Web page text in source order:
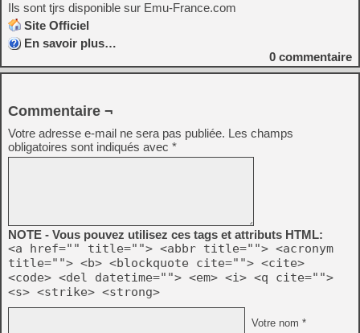
Ils sont tjrs disponible sur Emu-France.com
Site Officiel
En savoir plus…
0 commentaire
Commentaire ¬
Votre adresse e-mail ne sera pas publiée. Les champs
obligatoires sont indiqués avec *
NOTE - Vous pouvez utilisez ces tags et attributs HTML:
<a href="" title=""> <abbr title=""> <acronym
title=""> <b> <blockquote cite=""> <cite>
<code> <del datetime=""> <em> <i> <q cite="">
<s> <strike> <strong>
Votre nom *